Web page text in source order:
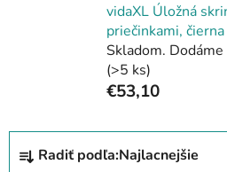
vidaXL Úložná
priečinkami,
Skladom.
(>5 ks)
€53,10
R
Radiť podľa:Najlacnejšie